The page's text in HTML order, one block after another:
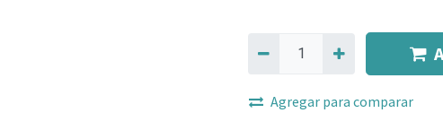
Agregar para comparar